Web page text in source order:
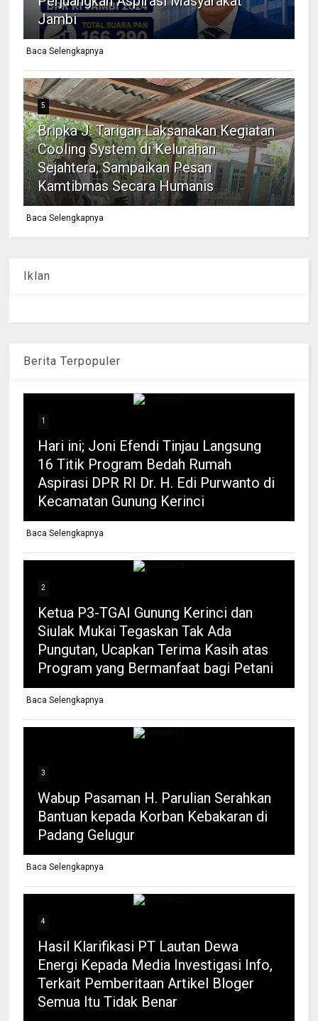
Jambi
Baca Selengkapnya
5
Bripka J. Tarigan Laksanakan Kegiatan
Cooling System di Kelurahan
Sejahtera, Sampaikan Pesan
Kamtibmas Secara Humanis
Baca Selengkapnya
Iklan
Berita Terpopuler
1
Hari ini; Joni Efendi Tinjau Langsung
16 Titik Program Bedah Rumah
Aspirasi DPR RI Dr. H. Edi Purwanto di
Kecamatan Gunung Kerinci
Baca Selengkapnya
2
Ketua P3-TGAI Gunung Kerinci dan
Siulak Mukai Tegaskan Tak Ada
Pungutan, Ucapkan Terima Kasih atas
Program yang Bermanfaat bagi Petani
Baca Selengkapnya
3
Wabup Pasaman H. Parulian Serahkan
Bantuan kepada Korban Kebakaran di
Padang Gelugur
Baca Selengkapnya
4
Hasil Klarifikasi PT Lautan Dewa
Energi Kepada Media Investigasi Info,
Terkait Pemberitaan Artikel Bloger
Semua Itu Tidak Benar